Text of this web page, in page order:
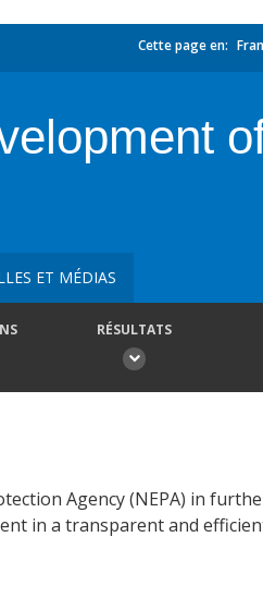
Cette page en:
ET MÉDIAS
RÉSULTATS
Agency (NEPA) in
in a transparent and